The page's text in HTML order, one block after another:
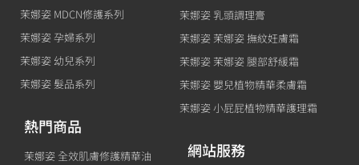
茉娜姿 MDCN修護系列
茉娜姿 孕婦系列
茉娜姿 幼兒系列
茉娜姿 髮品系列
茉娜姿 乳頭調理膏
茉娜姿 茉娜姿 撫紋妊膚霜
茉娜姿 茉娜姿 腿部舒緩霜
茉娜姿 嬰兒植物精華柔膚霜
茉娜姿 小屁屁植物精華護理霜
熱門商品
茉娜姿 全效肌膚修護精華油 網站服務